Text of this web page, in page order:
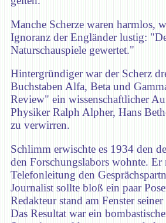
Manche Scherze waren harmlos,
Ignoranz der Engländer lustig:
Naturschauspiele gewertet."
Hintergründiger war der Scherz
Buchstaben Alfa, Beta und
Review" ein wissenschaftlicher
Physiker Ralph Alpher, Hans
zu verwirren.
Schlimm erwischte es 1934 den
den Forschungslabors wohnte.
Telefonleitung den
Journalist sollte bloß ein paar
Redakteur stand am Fenster
Das Resultat war ein